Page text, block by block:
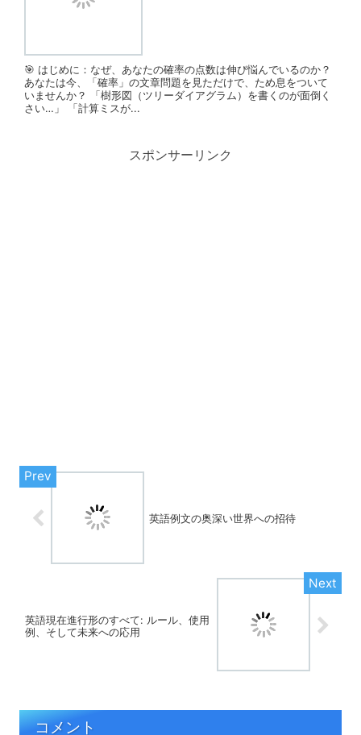
🎯 はじめに：なぜ、あなたの確率の点数は伸び悩んでいるのか？
あなたは今、「確率」の文章問題を見ただけで、ため息をついて
いませんか？ 「樹形図（ツリーダイアグラム）を書くのが面倒く
さい…」 「計算ミスが...
スポンサーリンク
英語例文の奥深い世界への招待
英語現在進行形のすべて: ルール、使用
例、そして未来への応用
コメント